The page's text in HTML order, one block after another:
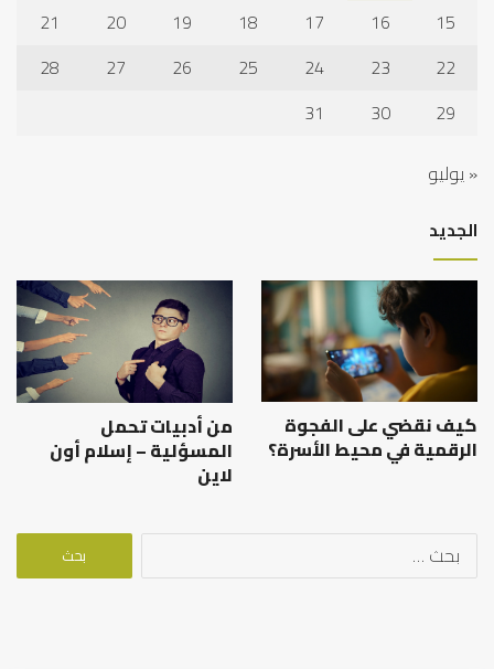
15
16
17
18
19
20
21
22
23
24
25
26
27
28
29
30
31
« يوليو
الجديد
كيف نقضي على الفجوة
الرقمية في محيط الأسرة؟
من أدبيات تحمل
المسؤلية – إسلام أون
لاين
البحث